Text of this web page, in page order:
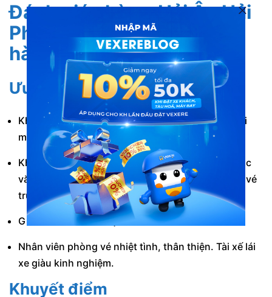
Đánh giá nhà xe Hải Âu Hải
Phòng về Hà Nội từ khách
hàng
Ưu điểm
Không gian xe ghế ngồi sạch sẽ. Bạn có thể thoải
mái tận hưởng hành trình di chuyển.
Không bắt khách dọc đường. Chỉ nhận đón tại các
văn phòng hoặc bến xe với những khách đã mua vé
trước.
Giờ xuất bến linh hoạt.
Nhân viên phòng vé nhiệt tình, thân thiện. Tài xế lái
xe giàu kinh nghiệm.
Khuyết điểm